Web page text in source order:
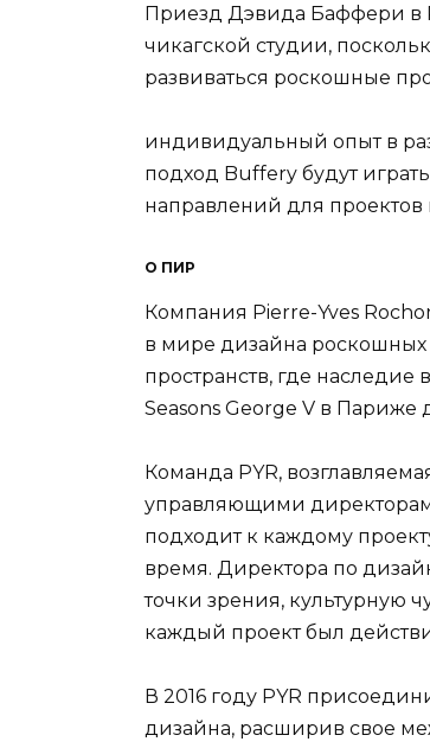
Приезд Дэвида Баффери в
чикагской студии,
развиваться роскошные
индивидуальный опыт в
подход Buffery будут
направлений для проектов
О ПИР
Компания Pierre-Yves
в мире дизайна роскошных
пространств, где наследие
Seasons George V в Париже
Команда PYR,
управляющими
подходит к каждому
время. Директора по
точки зрения, культурную
каждый проект был
В 2016 году PYR
дизайна, расширив свое